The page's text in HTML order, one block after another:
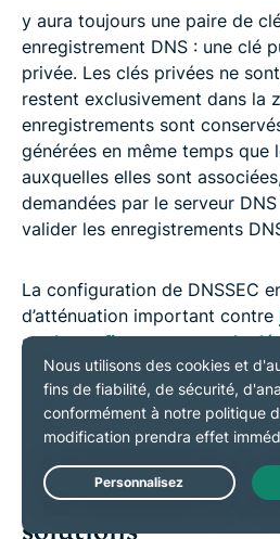
y aura toujours une paire de
enregistrement DNS : une clé
privée. Les clés privées ne
restent exclusivement dans la
enregistrements sont
générées en même temps que
auxquelles elles sont
demandées par le serveur
valider les enregistrements
La configuration de DNSSEC
d’atténuation important contre
sur la confiance, comme le
l’usurpation DNS.Grâce aux
le serveur récursif n’accepte
n’importe quelle réponse du
mais la vérifie à l’aide de la clé
Problèmes DNS
solutions